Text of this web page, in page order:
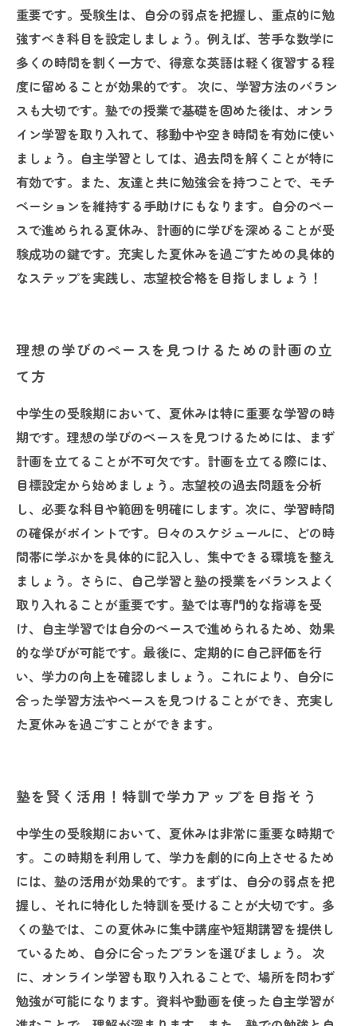
重要です。受験生は、自分の弱点を把握し、重点的に勉
強すべき科目を設定しましょう。例えば、苦手な数学に
多くの時間を割く一方で、得意な英語は軽く復習する程
度に留めることが効果的です。 次に、学習方法のバラン
スも大切です。塾での授業で基礎を固めた後は、オンラ
イン学習を取り入れて、移動中や空き時間を有効に使い
ましょう。自主学習としては、過去問を解くことが特に
有効です。また、友達と共に勉強会を持つことで、モチ
ベーションを維持する手助けにもなります。自分のペー
スで進められる夏休み、計画的に学びを深めることが受
験成功の鍵です。充実した夏休みを過ごすための具体的
なステップを実践し、志望校合格を目指しましょう！
理想の学びのペースを見つけるための計画の立
て方
中学生の受験期において、夏休みは特に重要な学習の時
期です。理想の学びのペースを見つけるためには、まず
計画を立てることが不可欠です。計画を立てる際には、
目標設定から始めましょう。志望校の過去問題を分析
し、必要な科目や範囲を明確にします。次に、学習時間
の確保がポイントです。日々のスケジュールに、どの時
間帯に学ぶかを具体的に記入し、集中できる環境を整え
ましょう。さらに、自己学習と塾の授業をバランスよく
取り入れることが重要です。塾では専門的な指導を受
け、自主学習では自分のペースで進められるため、効果
的な学びが可能です。最後に、定期的に自己評価を行
い、学力の向上を確認しましょう。これにより、自分に
合った学習方法やペースを見つけることができ、充実し
た夏休みを過ごすことができます。
塾を賢く活用！特訓で学力アップを目指そう
中学生の受験期において、夏休みは非常に重要な時期で
す。この時期を利用して、学力を劇的に向上させるため
には、塾の活用が効果的です。まずは、自分の弱点を把
握し、それに特化した特訓を受けることが大切です。多
くの塾では、この夏休みに集中講座や短期講習を提供し
ているため、自分に合ったプランを選びましょう。 次
に、オンライン学習も取り入れることで、場所を問わず
勉強が可能になります。資料や動画を使った自主学習が